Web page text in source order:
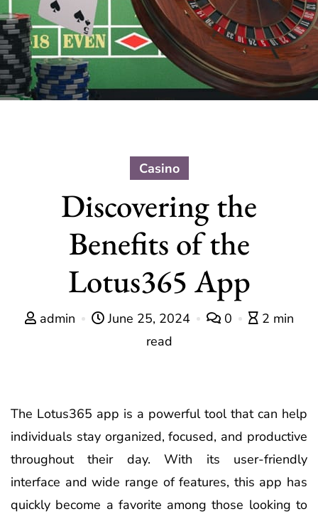
Casino
Discovering the
Benefits of the
Lotus365 App
admin June 25, 2024 0
2 min
read
The Lotus365 app is a powerful tool that can help
individuals stay organized, focused, and productive
throughout their day. With its user-friendly
interface and wide range of features, this app has
quickly become a favorite among those looking to